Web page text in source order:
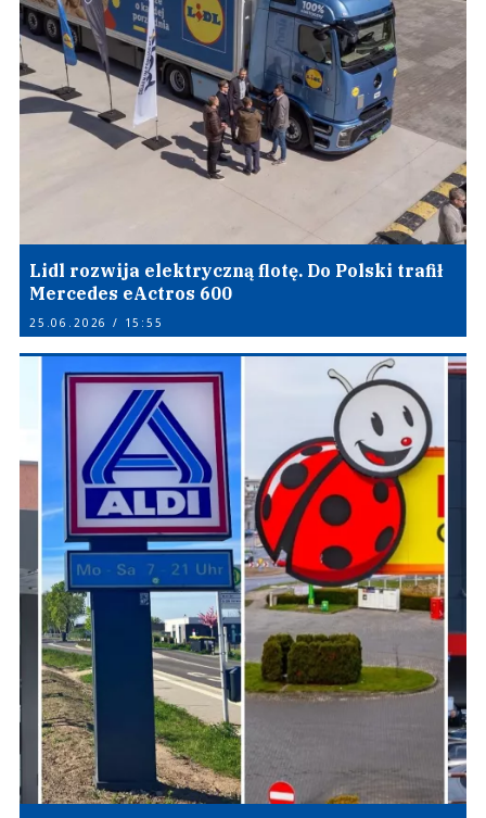
Lidl rozwija elektryczną flotę. Do Polski trafił
Mercedes eActros 600
25.06.2026 / 15:55